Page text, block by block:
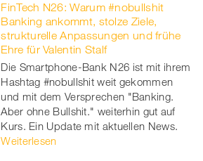
FinTech N26: Warum #nobullshit
Banking ankommt, stolze Ziele,
strukturelle Anpassungen und frühe
Ehre für Valentin Stalf
Die Smartphone-Bank N26 ist mit ihrem
Hashtag #nobullshit weit gekommen
und mit dem Versprechen "Banking.
Aber ohne Bullshit." weiterhin gut auf
Kurs. Ein Update mit aktuellen News.
Weiterlesen